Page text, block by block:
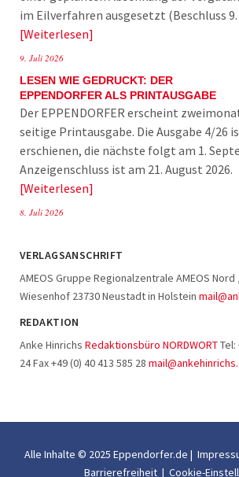
im Eilverfahren ausgesetzt (Beschluss
Weiterlesen
9. Juli 2026
LESEN WIE GEDRUCKT: DER
EPPENDORFER ALS PRINTAUSGABE
Der EPPENDORFER erscheint
seitige Printausgabe. Die Ausgabe 4/26
erschienen, die nächste folgt am 1.
Anzeigenschluss ist am 21. August
Weiterlesen
8. Juli 2026
VERLAGSANSCHRIFT
AMEOS Gruppe Regionalzentrale AMEOS
Wiesenhof 23730 Neustadt in Holstein
REDAKTION
Anke Hinrichs Redaktionsbüro NORDWORTTel:
24 Fax +49 (0) 40 413 585 28
Alle Inhalte © 2025 Eppendorfer.de |
Barrierefreiheit | Cookie-